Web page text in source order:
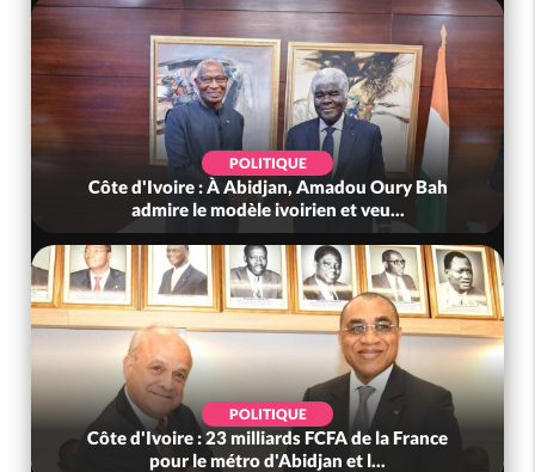
POLITIQUE
Côte d'Ivoire : À Abidjan, Amadou Oury Bah
admire le modèle ivoirien et veu...
POLITIQUE
Côte d'Ivoire : 23 milliards FCFA de la France
pour le métro d'Abidjan et l...